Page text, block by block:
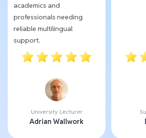
academics and
professionals needing
reliable multilingual
support.
University Lecturer
Adrian Wallwork